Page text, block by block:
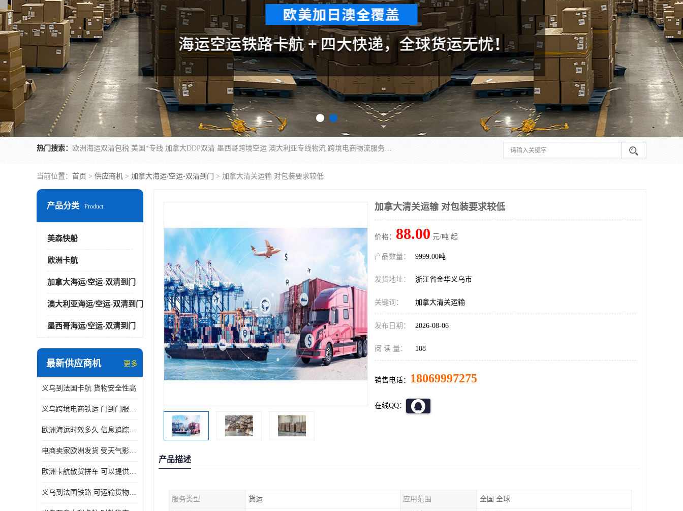
热门搜索： 欧洲海运双清包税 美国*专线 加拿大DDP双清 墨西哥跨境空运 澳大利亚专线物流 跨境电商物流服务 国际快递到门服务 海运*渠道 一站式跨境物流解决方案 TikTok/SHEIN专线 电商平台FBA头程运输 国际铁路运输欧洲 UPS/DDHL/联邦快递跨境 美国双清到门物流 跨境*运输
当前位置： 首页 > 供应商机 > 加拿大海运/空运-双清到门 > 加拿大清关运输 对包装要求较低
产品分类 Product
美森快船
欧洲卡航
加拿大海运/空运-双清到门
澳大利亚海运/空运-双清到门
墨西哥海运/空运-双清到门
最新供应商机 更多
义乌到法国卡航 货物安全性高
义乌跨境电商铁运 门到门服务便捷
欧洲海运时效多久 信息追踪及时
电商卖家欧洲发货 受天气影响小
欧洲卡航散货拼车 可以提供个性化服务
义乌到法国铁路 可运输货物种类多
加拿大清关运输 对包装要求较低
价格： 88.00 元/吨 起
产品数量： 9999.00吨
发货地址： 浙江省金华义乌市
关键词： 加拿大清关运输
发布日期： 2026-08-06
阅 读 量： 108
销售电话： 18069997275
在线QQ：
产品描述
服务类型 货运 应用范围 全国 全球